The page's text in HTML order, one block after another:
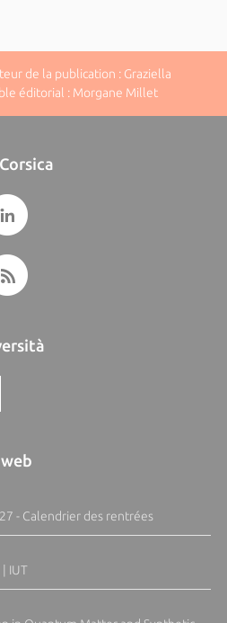
de la publication : Graziella
éditorial : Morgane Millet
- Calendrier des rentrées
IUT